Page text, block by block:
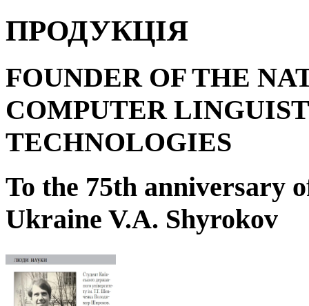
ПРОДУКЦІЯ
FOUNDER OF THE
COMPUTER
TECHNOLOGIES
To the 75th anniversary
Ukraine V.A. Shyrokov